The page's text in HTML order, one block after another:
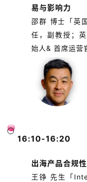
易与影响力
邵群 博士「英
任，副教授；
始人& 首席运营
16:10-16:20
出海产品合规
王铮 先生「